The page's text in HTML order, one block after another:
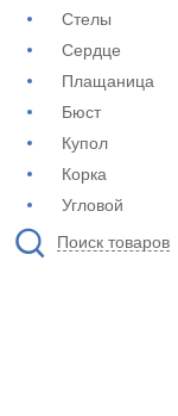
Стелы
Сердце
Плащаница
Бюст
Купол
Корка
Угловой
Поиск товаров